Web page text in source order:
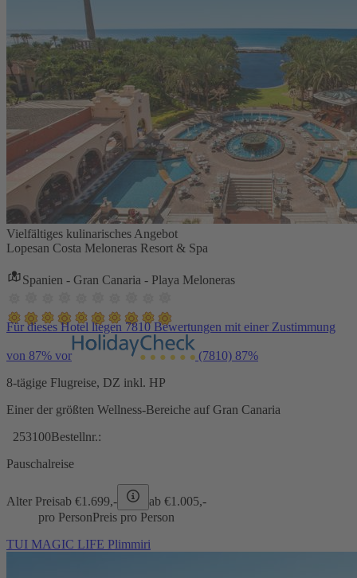
Vielfältiges kulinarisches Angebot
Lopesan Costa Meloneras Resort & Spa
Spanien - Gran Canaria - Playa Meloneras
Für dieses Hotel liegen 7810 Bewertungen mit einer Zustimmung
von 87% vor (7810) 87%
8-tägige Flugreise, DZ inkl. HP
Einer der größten Wellness-Bereiche auf Gran Canaria
253100Bestellnr.:
Pauschalreise
Alter Preisab €1.699,- ab €1.005,-
pro PersonPreis pro Person
TUI MAGIC LIFE Plimmiri